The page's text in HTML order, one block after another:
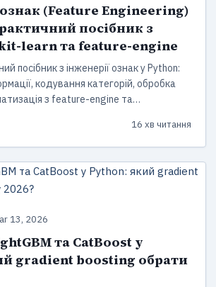
(Feature Engineering)
посібник з
learn та feature-engine
посібник з інженерії ознак у Python:
кодування категорій, обробка
з feature-engine та
16 хв читання
13, 2026
та CatBoost у
gradient boosting обрати